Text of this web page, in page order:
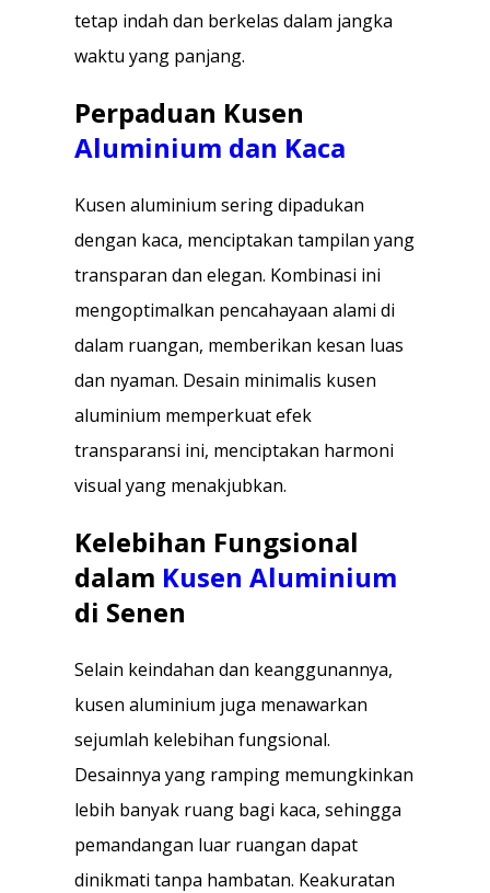
tetap indah dan berkelas dalam jangka
waktu yang panjang.
Perpaduan Kusen
Aluminium dan Kaca
Kusen aluminium sering dipadukan
dengan kaca, menciptakan tampilan yang
transparan dan elegan. Kombinasi ini
mengoptimalkan pencahayaan alami di
dalam ruangan, memberikan kesan luas
dan nyaman. Desain minimalis kusen
aluminium memperkuat efek
transparansi ini, menciptakan harmoni
visual yang menakjubkan.
Kelebihan Fungsional
dalam Kusen Aluminium
di Senen
Selain keindahan dan keanggunannya,
kusen aluminium juga menawarkan
sejumlah kelebihan fungsional.
Desainnya yang ramping memungkinkan
lebih banyak ruang bagi kaca, sehingga
pemandangan luar ruangan dapat
dinikmati tanpa hambatan. Keakuratan